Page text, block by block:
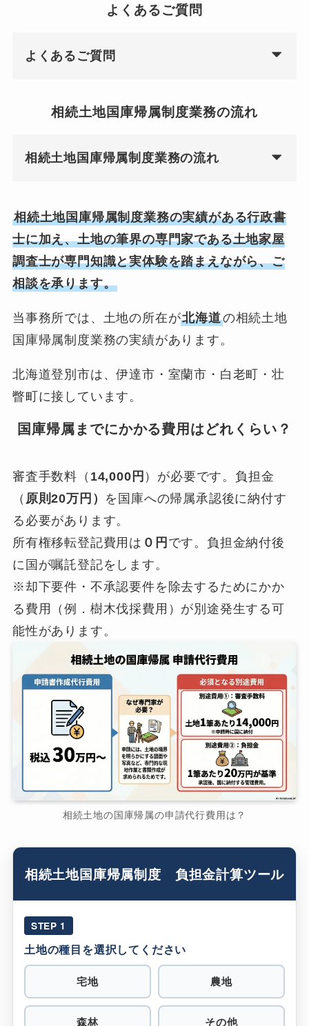
よくあるご質問
よくあるご質問
相続土地国庫帰属制度業務の流れ
相続土地国庫帰属制度業務の流れ
相続土地国庫帰属制度業務の実績がある行政書
士に加え、土地の筆界の専門家である土地家屋
調査士が専門知識と実体験を踏まえながら、ご
相談を承ります。
当事務所では、土地の所在が北海道の相続土地
国庫帰属制度業務の実績があります。
北海道登別市は、伊達市・室蘭市・白老町・壮
瞥町に接しています。
国庫帰属までにかかる費用はどれくらい？
審査手数料（ 14,000円 ）が必要です。負担金
（ 原則20万円） を国庫への帰属承認後に納付す
る必要があります。
所有権移転登記費用は ０円 です。負担金納付後
に国が嘱託登記をします。
※却下要件・不承認要件を除去するためにかか
る費用（例．樹木伐採費用）が別途発生する可
能性があります。
相続土地の国庫帰属の申請代行費用は？
相続土地国庫帰属制度 負担金計算ツール
STEP 1
土地の種目を選択してください
宅地 農地
森林 その他